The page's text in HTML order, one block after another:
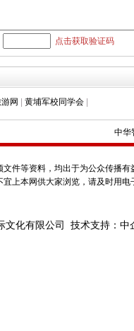
点击获取验证码
网 黄埔军校同学会
中华
件等资料，均出于为公众传播
上本网供大家浏览，请及时用
文化有限公司 技术支持：